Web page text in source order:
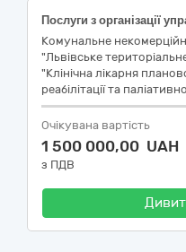
Комунальне
"Львівське
"Клінічна лікарня
реабілітації та
Очікувана вартість
1 500 000,00 UAH
з ПДВ